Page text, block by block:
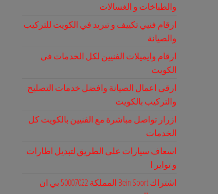
والطباخات و الغسالات
ارقام فنيي تكييف و تبريد في الكويت للتركيب
والصيانة
ارقام وايميلات الفنيين لكل الخدمات في
الكويت
ارقى اعمال الصيانة وافضل خدمات التصليح
والتركيب بالكويت
ازرار تواصل مباشرة مع الفنيين بالكويت كل
الخدمات
اسعاف سيارات على الطريق لتبديل اطارات
و تواير ا
اشتراك Bein Sport المملكة 50007022 بي ان